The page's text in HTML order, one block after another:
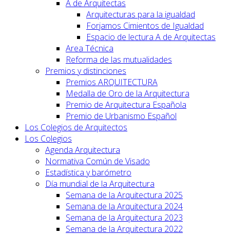
A de Arquitectas
Arquitecturas para la igualdad
Forjamos Cimientos de Igualdad
Espacio de lectura A de Arquitectas
Area Técnica
Reforma de las mutualidades
Premios y distinciones
Premios ARQUITECTURA
Medalla de Oro de la Arquitectura
Premio de Arquitectura Española
Premio de Urbanismo Español
Los Colegios de Arquitectos
Los Colegios
Agenda Arquitectura
Normativa Común de Visado
Estadística y barómetro
Día mundial de la Arquitectura
Semana de la Arquitectura 2025
Semana de la Arquitectura 2024
Semana de la Arquitectura 2023
Semana de la Arquitectura 2022